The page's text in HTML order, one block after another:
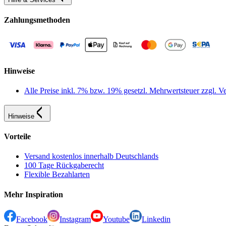
Zahlungsmethoden
Hinweise
Alle Preise inkl. 7% bzw. 19% gesetzl. Mehrwertsteuer zzgl.
Hinweise
Vorteile
Versand kostenlos innerhalb Deutschlands
100 Tage Rückgaberecht
Flexible Bezahlarten
Mehr Inspiration
Facebook Instagram Youtube
Linkedin